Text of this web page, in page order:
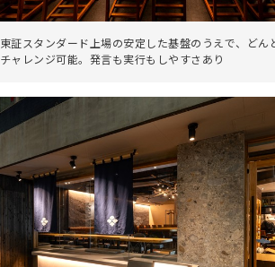
東証スタンダード上場の安定した基盤のうえで、どん
チャレンジ可能。発言も実行もしやすさあり